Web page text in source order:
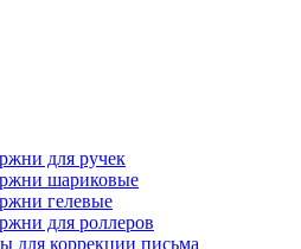
для ручек
шариковые
гелевые
для роллеров
для коррекции письма